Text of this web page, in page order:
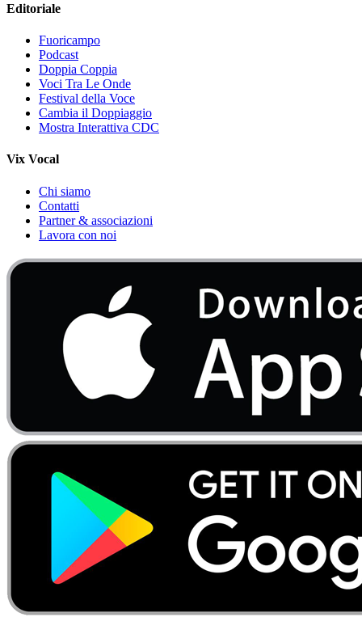
Editoriale
Fuoricampo
Podcast
Doppia Coppia
Voci Tra Le Onde
Festival della Voce
Cambia il Doppiaggio
Mostra Interattiva CDC
Vix Vocal
Chi siamo
Contatti
Partner & associazioni
Lavora con noi